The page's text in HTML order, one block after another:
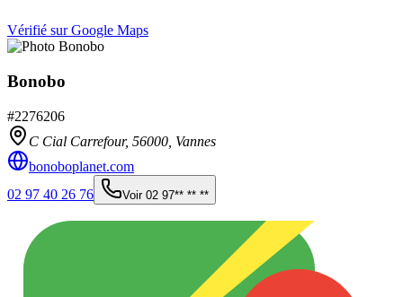
Vérifié sur Google Maps
Bonobo
#2276206
C Cial Carrefour, 56000 Vannes
bonoboplanet.com
02 97 40 26 76
Voir 02 97** ** **